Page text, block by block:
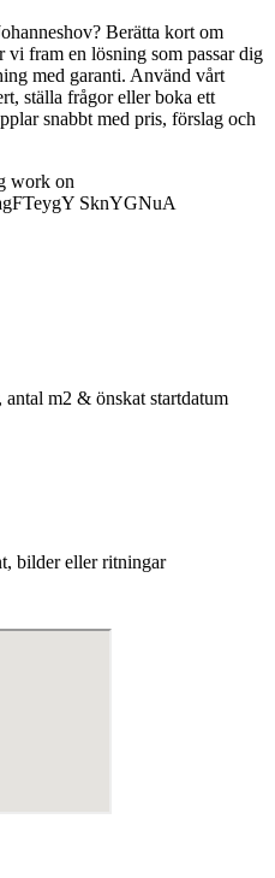
Berätta kort om
vi fram en lösning som passar dig
med garanti. Använd vårt
ställa frågor eller boka ett
snabbt med pris, förslag och
m2 & önskat startdatum
bilder eller ritningar